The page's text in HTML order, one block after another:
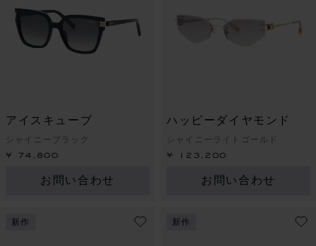
アイスキューブ
シャイニーブラック
¥ 74,800
お問い合わせ
ハッピーダイヤモンド
シャイニーライトゴールド
¥ 123,200
お問い合わせ
新作 新作